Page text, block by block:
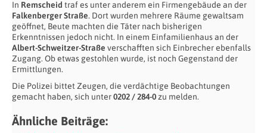
In Remscheid traf es unter anderem ein Firmengebäude an der
Falkenberger Straße. Dort wurden mehrere Räume gewaltsam
geöffnet, Beute machten die Täter nach bisherigen
Erkenntnissen jedoch nicht. In einem Einfamilienhaus an der
Albert-Schweitzer-Straße verschafften sich Einbrecher ebenfalls
Zugang. Ob etwas gestohlen wurde, ist noch Gegenstand der
Ermittlungen.
Die Polizei bittet Zeugen, die verdächtige Beobachtungen
gemacht haben, sich unter0202 / 284-0 zu melden.
Ähnliche Beiträge: